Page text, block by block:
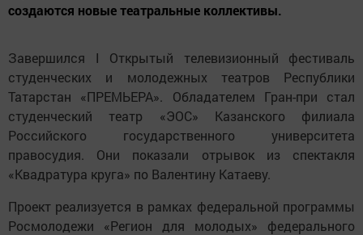
создаются новые театральные коллективы.
Завершился I Открытый телевизионный фестиваль
студенческих и молодежных театров Республики
Татарстан «ПРЕМЬЕРА». Обладателем Гран-при стал
студенческий театр «ЭОС» Казанского филиала
Российского государственного университета
правосудия. Они показали отрывок из спектакля
«Квадратура круга» по Валентину Катаеву.
Проект реализуется в рамках федеральной программы
Росмолодежи «Регион для молодых» федерального